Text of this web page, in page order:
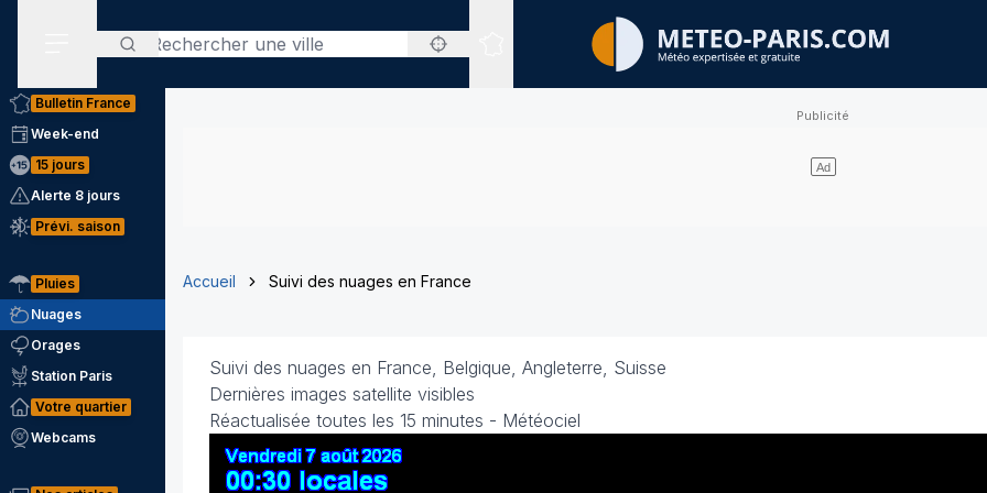
Rechercher
Sites expertisés
Bulletin France
Week-end
15 jours
Alerte 8 jours
Prévi. saison
Pluies
Nuages
Orages
Station Paris
Votre quartier
Webcams
Accueil Suivi des nuages en France
Suivi des nuages en France, Belgique, Angleterre, Suisse
Dernières images satellite visibles
Réactualisée toutes les 15 minutes - Météociel